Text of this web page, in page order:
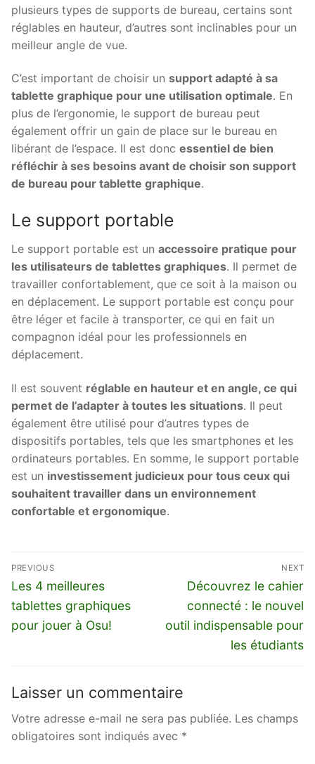
plusieurs types de supports de bureau, certains sont
réglables en hauteur, d’autres sont inclinables pour un
meilleur angle de vue.
C’est important de choisir un support adapté à sa
tablette graphique pour une utilisation optimale. En
plus de l’ergonomie, le support de bureau peut
également offrir un gain de place sur le bureau en
libérant de l’espace. Il est donc essentiel de bien
réfléchir à ses besoins avant de choisir son support
de bureau pour tablette graphique.
Le support portable
Le support portable est un accessoire pratique pour
les utilisateurs de tablettes graphiques. Il permet de
travailler confortablement, que ce soit à la maison ou
en déplacement. Le support portable est conçu pour
être léger et facile à transporter, ce qui en fait un
compagnon idéal pour les professionnels en
déplacement.
Il est souvent réglable en hauteur et en angle, ce qui
permet de l’adapter à toutes les situations. Il peut
également être utilisé pour d’autres types de
dispositifs portables, tels que les smartphones et les
ordinateurs portables. En somme, le support portable
est un investissement judicieux pour tous ceux qui
souhaitent travailler dans un environnement
confortable et ergonomique.
Navigation
de
l’article
PREVIOUS
Previous
post:
Les 4 meilleures
tablettes graphiques
pour jouer à Osu!
NEXT
Next
post:
Découvrez le cahier
connecté : le nouvel
outil indispensable pour
les étudiants
Laisser un commentaire
Votre adresse e-mail ne sera pas publiée. Les champs
obligatoires sont indiqués avec *